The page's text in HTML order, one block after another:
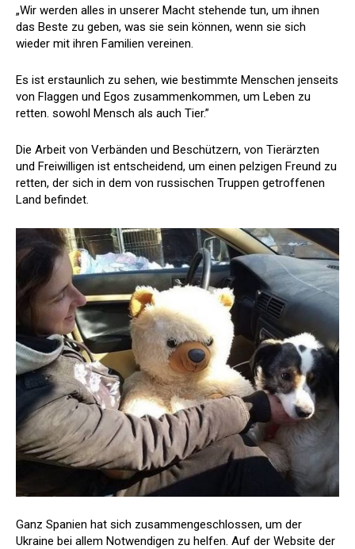
„Wir werden alles in unserer Macht stehende tun, um ihnen
das Beste zu geben, was sie sein können, wenn sie sich
wieder mit ihren Familien vereinen.
Es ist erstaunlich zu sehen, wie bestimmte Menschen jenseits
von Flaggen und Egos zusammenkommen, um Leben zu
retten. sowohl Mensch als auch Tier.”
Die Arbeit von Verbänden und Beschützern, von Tierärzten
und Freiwilligen ist entscheidend, um einen pelzigen Freund zu
retten, der sich in dem von russischen Truppen getroffenen
Land befindet.
Ganz Spanien hat sich zusammengeschlossen, um der
Ukraine bei allem Notwendigen zu helfen. Auf der Website der